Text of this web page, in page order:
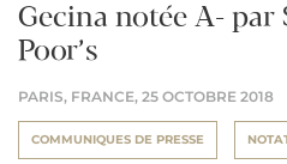
Gecina notée A- par
Poor’s
PARIS, FRANCE, 25 OCTOBRE 2018
COMMUNIQUES DE PRESSE